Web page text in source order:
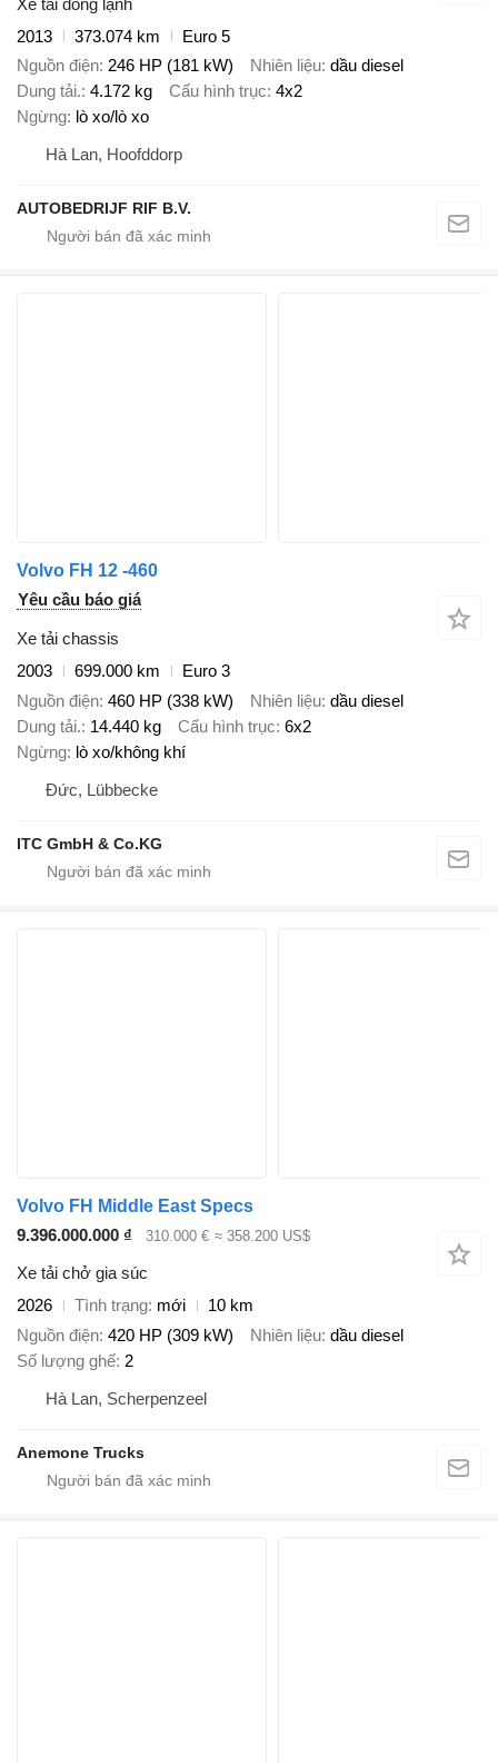
2013
373.074 km
Euro 5
Nguồn điện 246 HP (181 kW) Nhiên liệu dầu diesel
Dung tải. 4.172 kg Cấu hình trục 4x2
Ngừng lò xo/lò xo
Hà Lan, Hoofddorp
AUTOBEDRIJF RIF B.V.
Volvo FH 12 -460
Yêu cầu báo giá
Xe tải chassis
2003
699.000 km
Euro 3
Nguồn điện 460 HP (338 kW) Nhiên liệu dầu diesel
Dung tải. 14.440 kg Cấu hình trục 6x2
Ngừng lò xo/không khí
Đức, Lübbecke
ITC GmbH & Co.KG
Volvo FH Middle East Specs
9.396.000.000 ₫
310.000 € ≈ 358.200 US$
Xe tải chở gia súc
2026
Tình trạng mới
10 km
Nguồn điện 420 HP (309 kW) Nhiên liệu dầu diesel
Số lượng ghế 2
Hà Lan, Scherpenzeel
Anemone Trucks